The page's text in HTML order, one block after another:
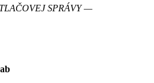
SPRÁVY —